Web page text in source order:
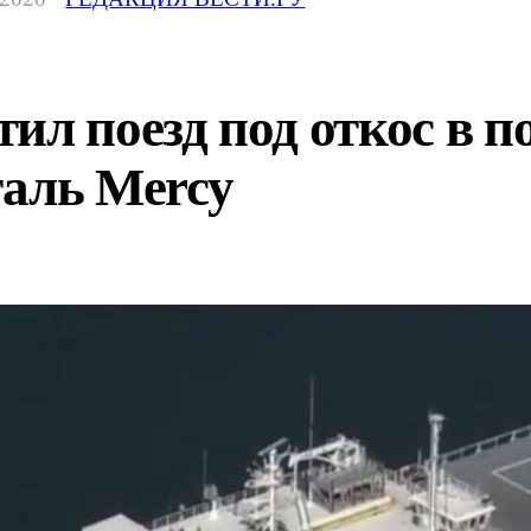
поезд под откос в
Mercy